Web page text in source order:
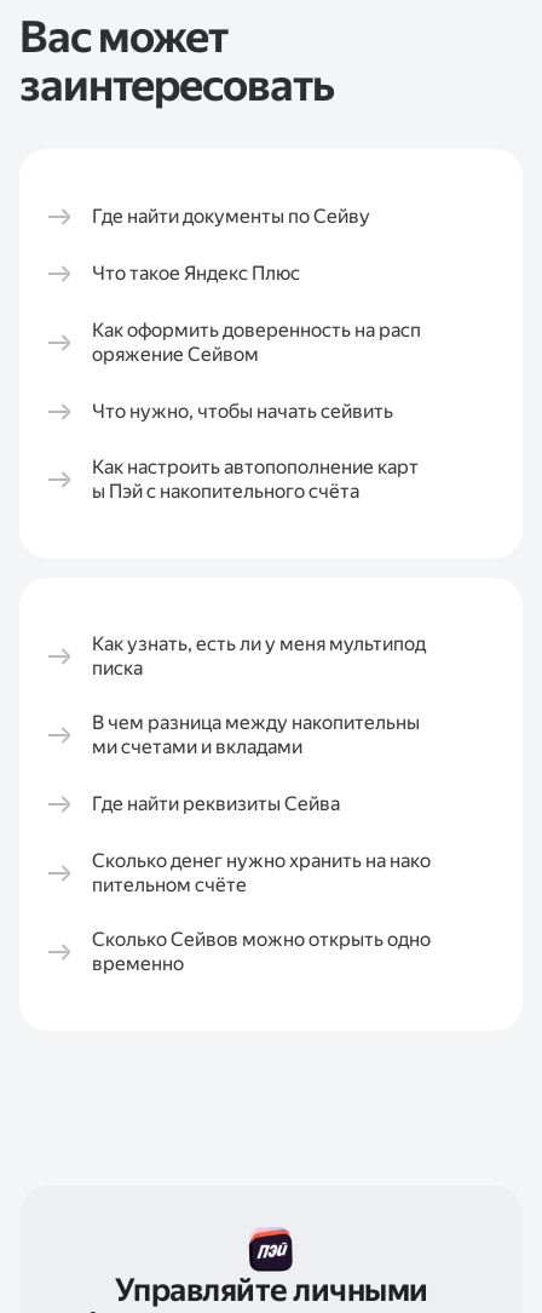
Вас может
заинтересовать
Где найти документы по Сейву
Что такое Яндекс Плюс
Как оформить доверенность на расп
оряжение Сейвом
Что нужно, чтобы начать сейвить
Как настроить автопополнение карт
ы Пэй с накопительного счёта
Как узнать, есть ли у меня мультипод
писка
В чем разница между накопительны
ми счетами и вкладами
Где найти реквизиты Сейва
Сколько денег нужно хранить на нако
пительном счёте
Сколько Сейвов можно открыть одно
временно
Управляйте личными